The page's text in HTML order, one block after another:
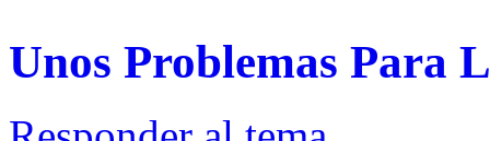
Unos Problemas Para